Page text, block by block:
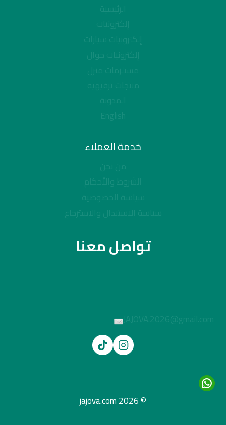
الرئيسية
إلكترونيات
إلكترونيات سيارات
إلكترونيات جوال
مستلزمات منزل
منتجات ترفيهيه
المدونة
English
خدمة العملاء
من نحن
الشروط والأحكام
سياسة الخصوصية
سياسة الاستبدال والاسترجاع
تواصل معنا
JAJOVA.2026@gmail.com
© 2026 jajova.com